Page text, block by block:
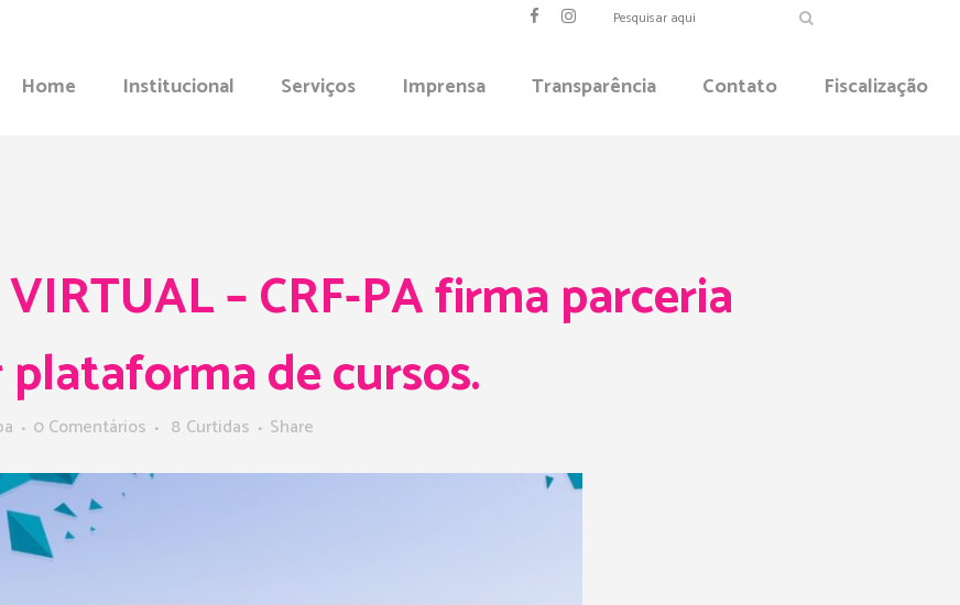
Home Institucional Serviços Imprensa Transparência Contato Fiscalização
– CRF-PA firma parceria
de cursos.
0 Comentários 8 Curtidas Share